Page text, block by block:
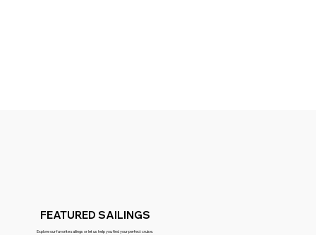
FEATURED SAILINGS
Explore our favorite sailings or let us help you find your perfect cruise.